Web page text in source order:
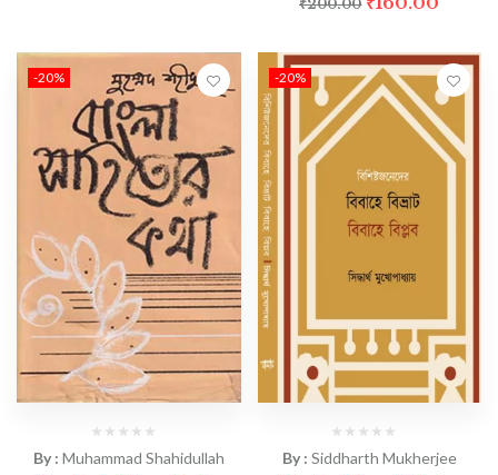
₹200.00
-20%
By : Muhammad Shahidullah
-20%
By : Siddharth Mukherjee